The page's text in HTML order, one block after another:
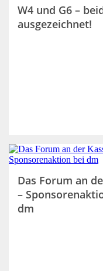
W4 und G6 –
ausgezeichnet!
Das Forum an
–
dm